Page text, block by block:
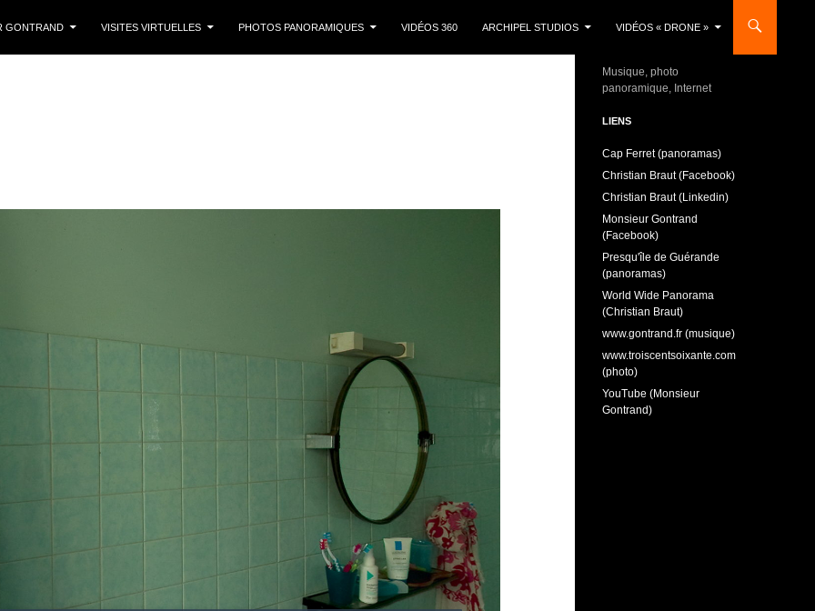
GONTRAND
VISITES VIRTUELLES PHOTOS PANORAMIQUES VIDÉOS 360 ARCHIPEL STUDIOS VIDÉOS « DRONE »
Musique, photo
panoramique, Internet
LIENS
Cap Ferret (panoramas)
Christian Braut (Facebook)
Christian Braut (Linkedin)
Monsieur Gontrand
(Facebook)
Presqu'île de Guérande
(panoramas)
World Wide Panorama
(Christian Braut)
www.gontrand.fr (musique)
www.troiscentsoixante.com
(photo)
YouTube (Monsieur
Gontrand)